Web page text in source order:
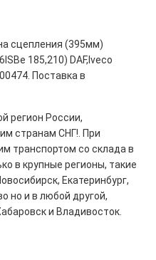
сцепления (395мм)
185,210) DAF,Iveco
Поставка в
регион России,
странам СНГ!. При
транспортом со склада в
в крупные регионы, такие
Екатеринбург,
но и в любой другой,
и Владивосток.